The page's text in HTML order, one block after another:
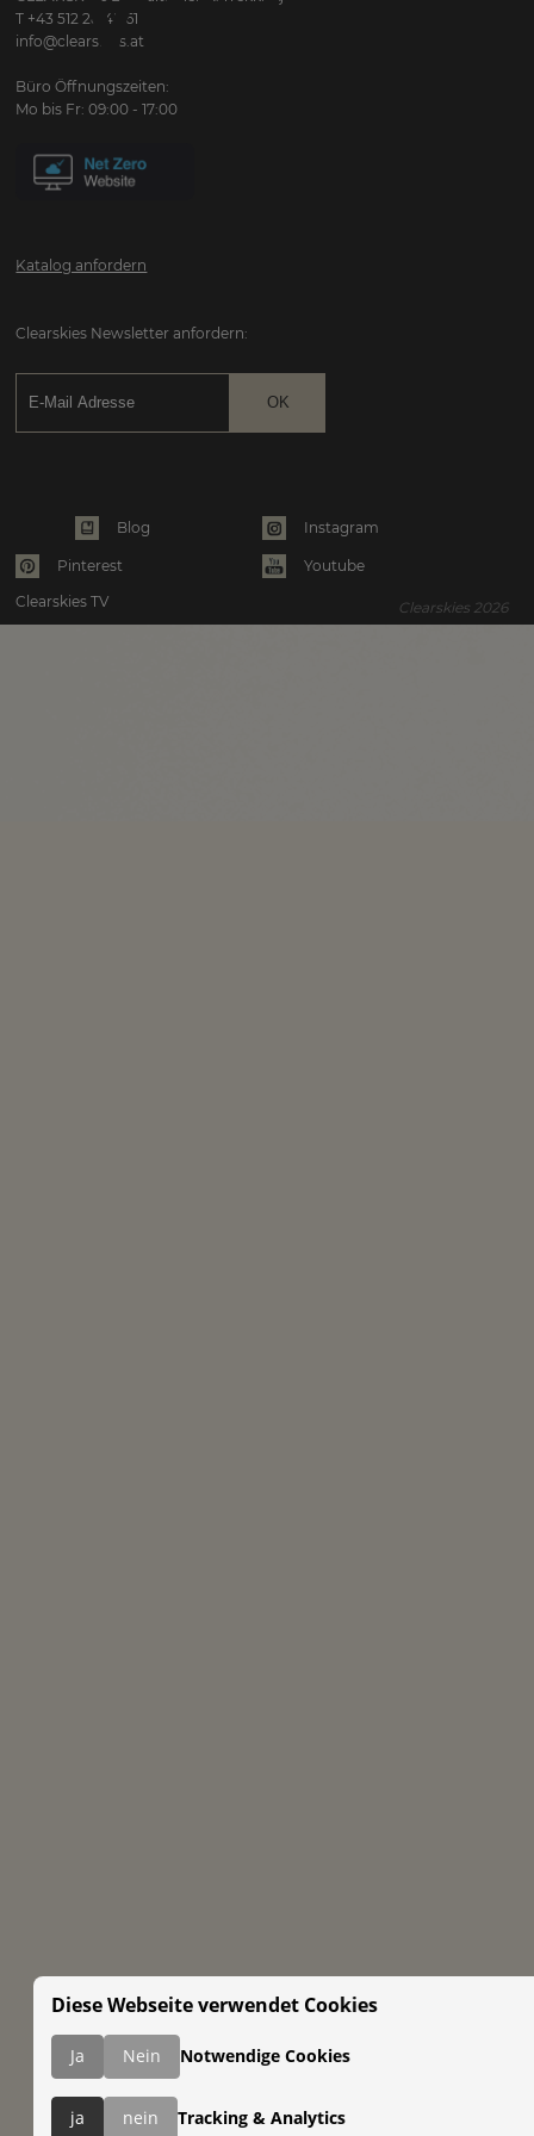
T +43 512 28 45 61
info@clearskies.at
Büro Öffnungszeiten:
Mo bis Fr: 09:00 - 17:00
Katalog anfordern
Clearskies Newsletter anfordern:
Blog Instagram
Pinterest
Youtube
Clearskies TV
Clearskies 2026
Diese Webseite verwendet Cookies
Ja Nein Notwendige Cookies
ja nein Tracking & Analytics